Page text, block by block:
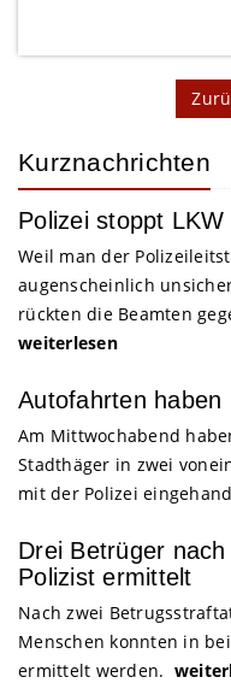
Kurznachrichten
Polizei stoppt
Weil man der
augenscheinlich
rückten die Beamten
weiterlesen
Autofahrten haben
Am Mittwochabend
Stadthäger in zwei
mit der Polizei
Drei Betrüger
Polizist ermittelt
Nach zwei
Menschen konnten in
ermittelt werden.